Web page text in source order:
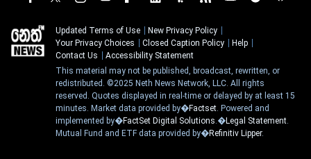
Updated Terms of Use
New Privacy Policy
Your Privacy Choices
Closed Caption Policy
Help
Contact Us
Accessibility Statement
This material may not be published, broadcast, rewritten, or
redistributed. ©2025 Neth News Network, LLC. All rights
reserved. Quotes displayed in real-time or delayed by at least 15
minutes. Market data provided by�Factset. Powered and
implemented by�FactSet Digital Solutions.�Legal Statement.
Mutual Fund and ETF data provided by�Refinitiv Lipper.